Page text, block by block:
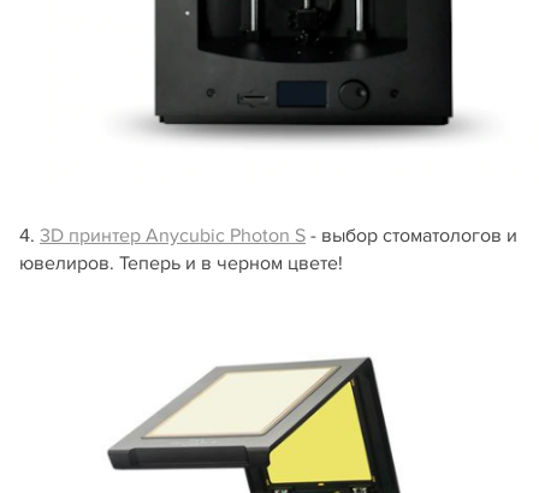
4. 3D принтер Anycubic Photon S - выбор стоматологов и
ювелиров. Теперь и в черном цвете!